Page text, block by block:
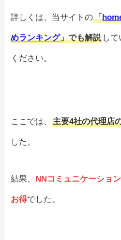
詳しくは、当サイトの「
めランキング」でも解説 し
ください。
ここでは、主要4社の代理店
した。
結果、 NNコミュニケーショ
お得でした。